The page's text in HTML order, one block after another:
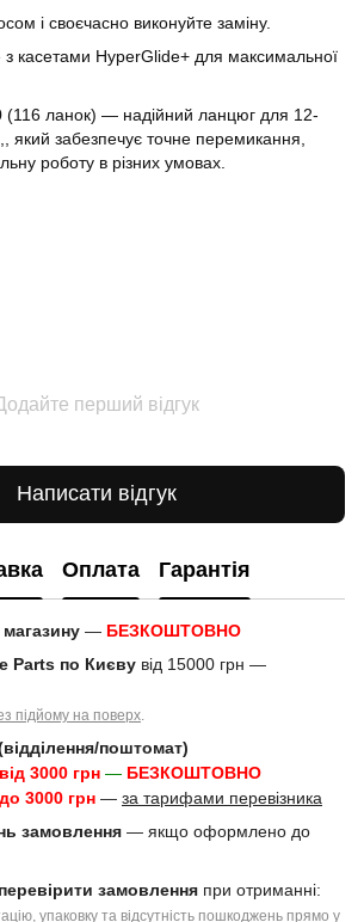
і своєчасно виконуйте заміну.
з касетами HyperGlide+ для максимальної
(116 ланок) — надійний ланцюг для 12-
який забезпечує точне перемикання,
роботу в різних умовах.
перший відгук
Написати відгук
Оплата Гарантія
магазину — БЕЗКОШТОВНО
Parts по Києву від 15000 грн —
підйому на поверх
поштомат)
від 3000 грн — БЕЗКОШТОВНО
до 3000 грн — за тарифами перевізника
замовлення — якщо оформлено до
замовлення при отриманні:
упаковку та відсутність пошкоджень прямо у